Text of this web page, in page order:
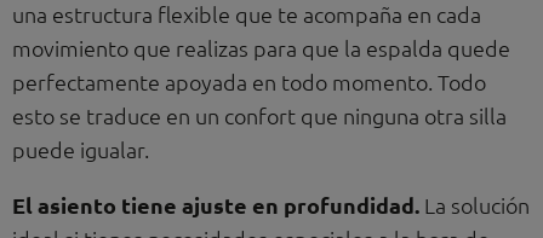
una estructura flexible que te acompaña en cada
movimiento que realizas para que la espalda quede
perfectamente apoyada en todo momento. Todo
esto se traduce en un confort que ninguna otra silla
puede igualar.
El asiento tiene ajuste en profundidad. La solución